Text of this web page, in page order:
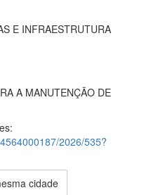
E INFRAESTRUTURA
A MANUTENÇÃO DE
2026/535?
cidade